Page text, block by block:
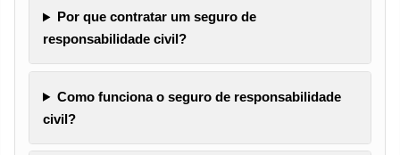
Por que contratar um seguro de
responsabilidade civil?
Como funciona o seguro de responsabilidade
civil?